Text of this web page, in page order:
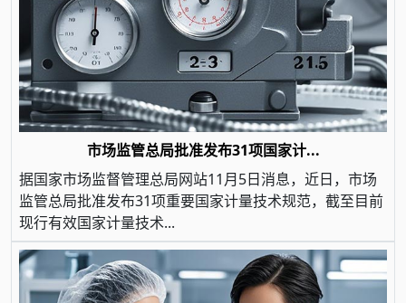
市场监管总局批准发布31项国家计...
据国家市场监督管理总局网站11月5日消息，近日，市场
监管总局批准发布31项重要国家计量技术规范，截至目前
现行有效国家计量技术...